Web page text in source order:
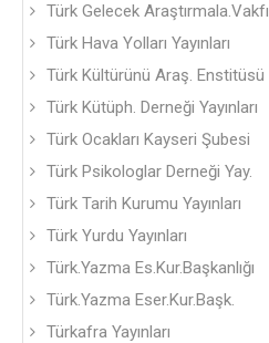
Türk Gelecek Araştırmala.Vakfı
Türk Hava Yolları Yayınları
Türk Kültürünü Araş. Enstitüsü
Türk Kütüph. Derneği Yayınları
Türk Ocakları Kayseri Şubesi
Türk Psikologlar Derneği Yay.
Türk Tarih Kurumu Yayınları
Türk Yurdu Yayınları
Türk.Yazma Es.Kur.Başkanlığı
Türk.Yazma Eser.Kur.Başk.
Türkafra Yayınları